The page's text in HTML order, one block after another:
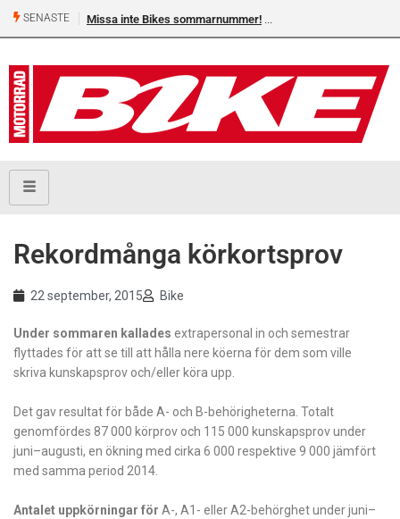
SENASTE Missa inte Bikes sommarnummer!
Rekordmånga körkortsprov
22 september, 2015 Bike
Under sommaren kallades extrapersonal in och semestrar
flyttades för att se till att hålla nere köerna för dem som ville
skriva kunskapsprov och/eller köra upp.
Det gav resultat för både A- och B-behörigheterna. Totalt
genomfördes 87 000 körprov och 115 000 kunskapsprov under
juni–augusti, en ökning med cirka 6 000 respektive 9 000 jämfört
med samma period 2014.
Antalet uppkörningar för A-, A1- eller A2-behörghet under juni–